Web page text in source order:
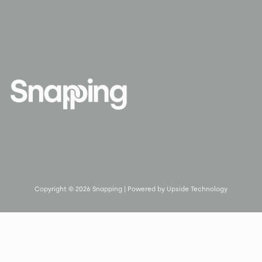
Copyright © 2026 Snapping | Powered by Upside Technology